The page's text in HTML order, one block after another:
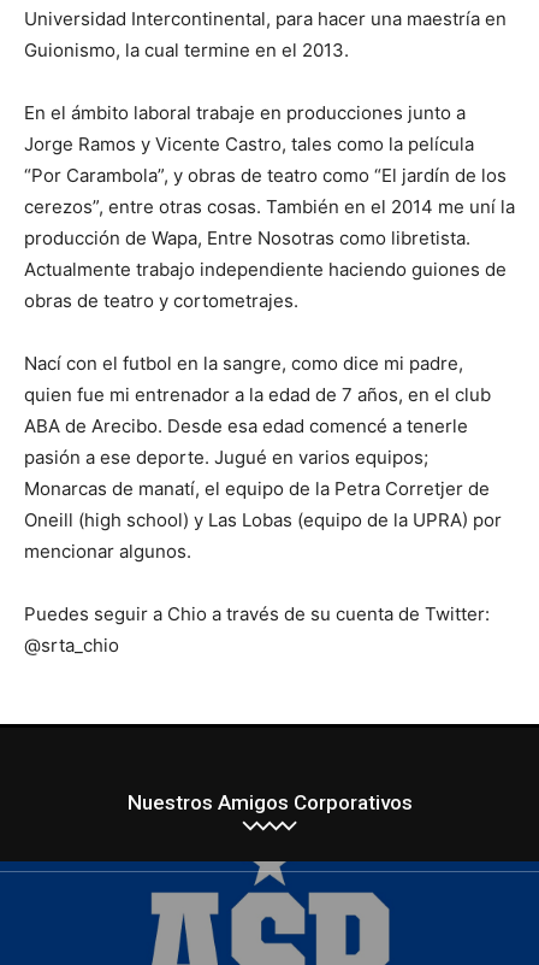
Universidad Intercontinental, para hacer una maestría en
Guionismo, la cual termine en el 2013.
En el ámbito laboral trabaje en producciones junto a
Jorge Ramos y Vicente Castro, tales como la película
“Por Carambola”, y obras de teatro como “El jardín de los
cerezos”, entre otras cosas. También en el 2014 me uní la
producción de Wapa, Entre Nosotras como libretista.
Actualmente trabajo independiente haciendo guiones de
obras de teatro y cortometrajes.
Nací con el futbol en la sangre, como dice mi padre,
quien fue mi entrenador a la edad de 7 años, en el club
ABA de Arecibo. Desde esa edad comencé a tenerle
pasión a ese deporte. Jugué en varios equipos;
Monarcas de manatí, el equipo de la Petra Corretjer de
Oneill (high school) y Las Lobas (equipo de la UPRA) por
mencionar algunos.
Puedes seguir a Chio a través de su cuenta de Twitter:
@srta_chio
Nuestros Amigos Corporativos